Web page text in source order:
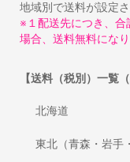
地域別で送料が設定さ
※１配送先につき、合
場合、送料無料になり
【送料（税別）一覧
北海道
東北（青森・岩手